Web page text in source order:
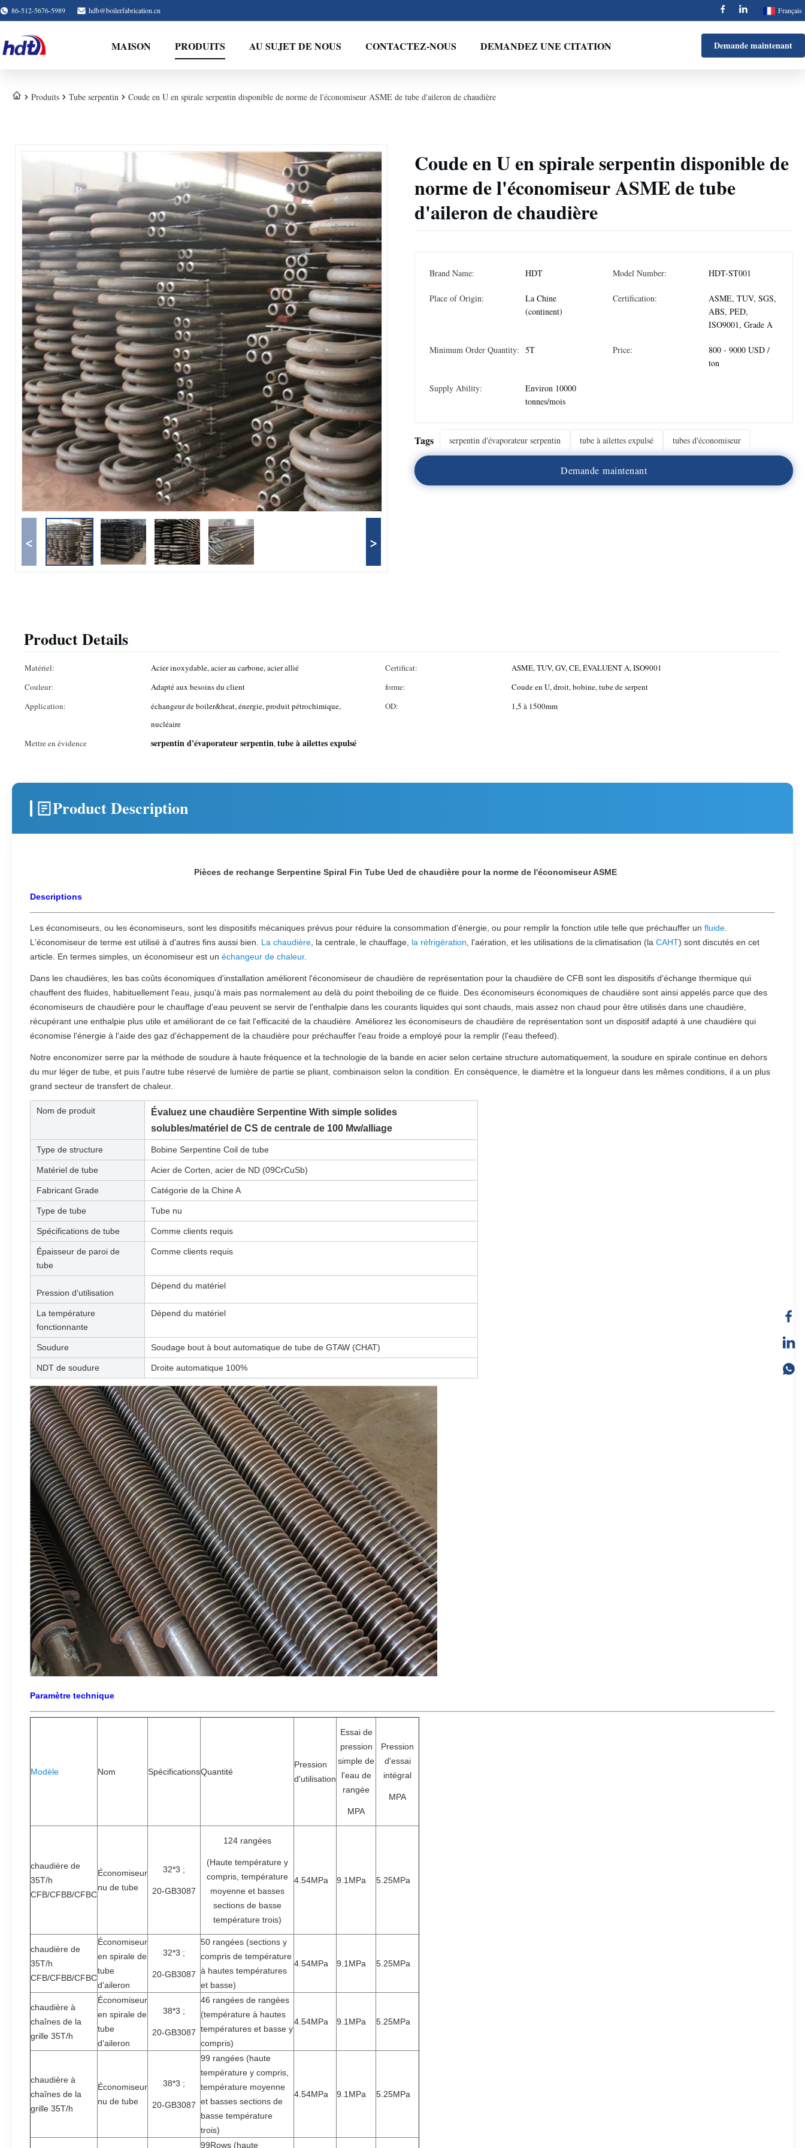
86-512-5676-5989 hdb@boilerfabrication.cn Français
MAISON PRODUITS AU SUJET DE NOUS CONTACTEZ-NOUS DEMANDEZ UNE CITATION Demande maintenant
Produits Tube serpentin Coude en U en spirale serpentin disponible de norme de l'économiseur ASME de tube d'aileron de chaudière
< >
Coude en U en spirale serpentin disponible de
norme de l'économiseur ASME de tube
d'aileron de chaudière
Brand Name: HDT Model Number: HDT-ST001
Place of Origin:
La Chine
(continent)
Certification:
ASME, TUV, SGS,
ABS, PED,
ISO9001, Grade A
Minimum Order Quantity: 5T Price:
800 - 9000 USD /
ton
Supply Ability:
Environ 10000
tonnes/mois
Tags serpentin d'évaporateur serpentin tube à ailettes expulsé tubes d'économiseur
Demande maintenant
Product Details
Matériel: Acier inoxydable, acier au carbone, acier allié Certificat:
ASME, TUV, GV, CE, ÉVALUENT A, ISO9001
Couleur:
Adapté aux besoins du client forme:
Coude en U, droit, bobine, tube de serpent
Application:
échangeur de boiler&heat, énergie, produit pétrochimique,
nucléaire
OD: 1,5 à 1500mm
Mettre en évidence serpentin d'évaporateur serpentin,tube à ailettes expulsé
Product Description
Pièces de rechange Serpentine Spiral Fin Tube Ued de chaudière pour la norme de l'économiseur ASME
Descriptions
Les économiseurs, ou les économiseurs, sont les dispositifs mécaniques prévus pour réduire la consommation d'énergie, ou pour remplir la fonction utile telle que préchauffer un fluide
L'économiseur de terme est utilisé à d'autres fins aussi bien. La chaudière , la centrale, le chauffage, la réfrigération , l'aération, et les utilisations de la climatisation (la CAHT) sont discutés en cet
article. En termes simples, un économiseur est un échangeur de chaleur.
Dans les chaudières, les bas coûts économiques d'installation améliorent l'économiseur de chaudière de représentation pour la chaudière de CFB sont les dispositifs d'échange thermique qui
chauffent des fluides, habituellement l'eau, jusqu'à mais pas normalement au delà du point theboiling de ce fluide. Des économiseurs économiques de chaudière sont ainsi appelés parce que des
économiseurs de chaudière pour le chauffage d'eau peuvent se servir de l'enthalpie dans les courants liquides qui sont chauds, mais assez non chaud pour être utilisés dans une chaudière,
récupérant une enthalpie plus utile et améliorant de ce fait l'efficacité de la chaudière. Améliorez les économiseurs de chaudière de représentation sont un dispositif adapté à une chaudière qui
économise l'énergie à l'aide des gaz d'échappement de la chaudière pour préchauffer l'eau froide a employé pour la remplir (l'eau thefeed).
Notre enconomizer serre par la méthode de soudure à haute fréquence et la technologie de la bande en acier selon certaine structure automatiquement, la soudure en spirale continue en dehors
du mur léger de tube, et puis l'autre tube réservé de lumière de partie se pliant, combinaison selon la condition. En conséquence, le diamètre et la longueur dans les mêmes conditions, il a un plus
grand secteur de transfert de chaleur.
Nom de produit
Évaluez une chaudière Serpentine With simple solides
solubles/matériel de CS de centrale de 100 Mw/alliage
Type de structure Bobine Serpentine Coil de tube
Matériel de tube Acier de Corten, acier de ND (09CrCuSb)
Fabricant Grade Catégorie de la Chine A
Type de tube Tube nu
Spécifications de tube Comme clients requis
Épaisseur de paroi de
tube
Comme clients requis
Pression d'utilisation
Dépend du matériel
La température
fonctionnante
Dépend du matériel
Soudure Soudage bout à bout automatique de tube de GTAW (CHAT)
NDT de soudure Droite automatique 100%
Paramètre technique
Modèle Nom SpécificationsQuantité
Pression
d'utilisation
Essai de
pression
simple de
l'eau de
rangée
MPA
Pression
d'essai
intégral
MPA
chaudière de
35T/h
CFB/CFBB/CFBC
Économiseur
nu de tube
32*3 ;
20-GB3087
124 rangées
(Haute température y
compris, température
moyenne et basses
sections de basse
température trois)
4.54MPa 9.1MPa 5.25MPa
chaudière de
35T/h
CFB/CFBB/CFBC
Économiseur
en spirale de
tube
d'aileron
32*3 ;
20-GB3087
50 rangées (sections y
compris de température
à hautes températures
et basse)
4.54MPa 9.1MPa 5.25MPa
chaudière à
chaînes de la
grille 35T/h
Économiseur
en spirale de
tube
d'aileron
38*3 ;
20-GB3087
46 rangées de rangées
(température à hautes
températures et basse y
compris)
4.54MPa 9.1MPa 5.25MPa
chaudière à
chaînes de la
grille 35T/h
Économiseur
nu de tube
38*3 ;
20-GB3087
99 rangées (haute
température y compris,
température moyenne
et basses sections de
basse température
trois)
4.54MPa 9.1MPa 5.25MPa
99Rows (haute